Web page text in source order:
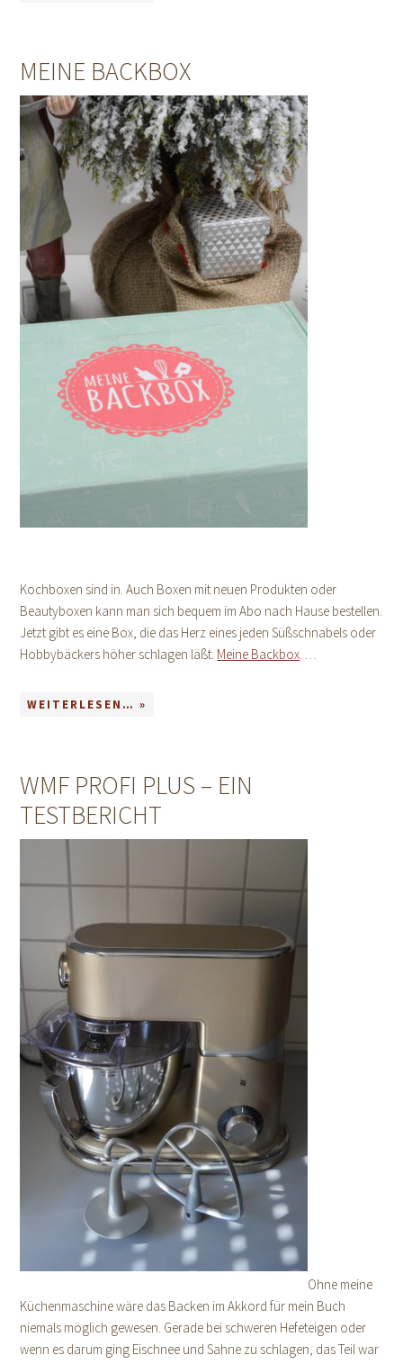
MEINE BACKBOX
Kochboxen sind in. Auch Boxen mit neuen Produkten oder
Beautyboxen kann man sich bequem im Abo nach Hause bestellen.
Jetzt gibt es eine Box, die das Herz eines jeden Süßschnabels oder
Hobbybäckers höher schlagen läßt: Meine Backbox. …
WEITERLESEN… »
WMF PROFI PLUS – EIN
TESTBERICHT
Ohne meine
Küchenmaschine wäre das Backen im Akkord für mein Buch
niemals möglich gewesen. Gerade bei schweren Hefeteigen oder
wenn es darum ging Eischnee und Sahne zu schlagen, das Teil war